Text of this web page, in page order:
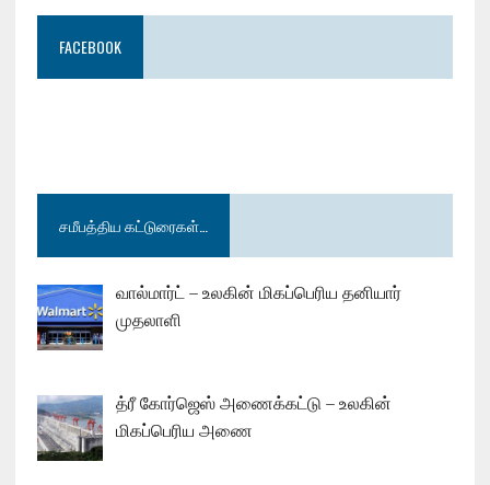
FACEBOOK
சமீபத்திய கட்டுரைகள்…
வால்மார்ட் – உலகின் மிகப்பெரிய தனியார்
முதலாளி
த்ரீ கோர்ஜெஸ் அணைக்கட்டு – உலகின்
மிகப்பெரிய அணை